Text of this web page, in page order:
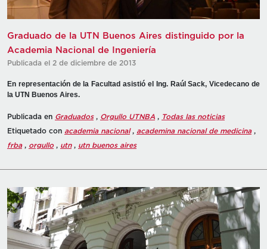
Graduado de la UTN Buenos Aires distinguido por la
Academia Nacional de Ingeniería
Publicada el 2 de diciembre de 2013
En representación de la Facultad asistió el Ing. Raúl Sack, Vicedecano de
la UTN Buenos Aires.
Publicada en Graduados, Orgullo UTNBA , Todas las noticias
Etiquetado con academia nacional, academina nacional de medicina,
frba, orgullo, utn, utn buenos aires